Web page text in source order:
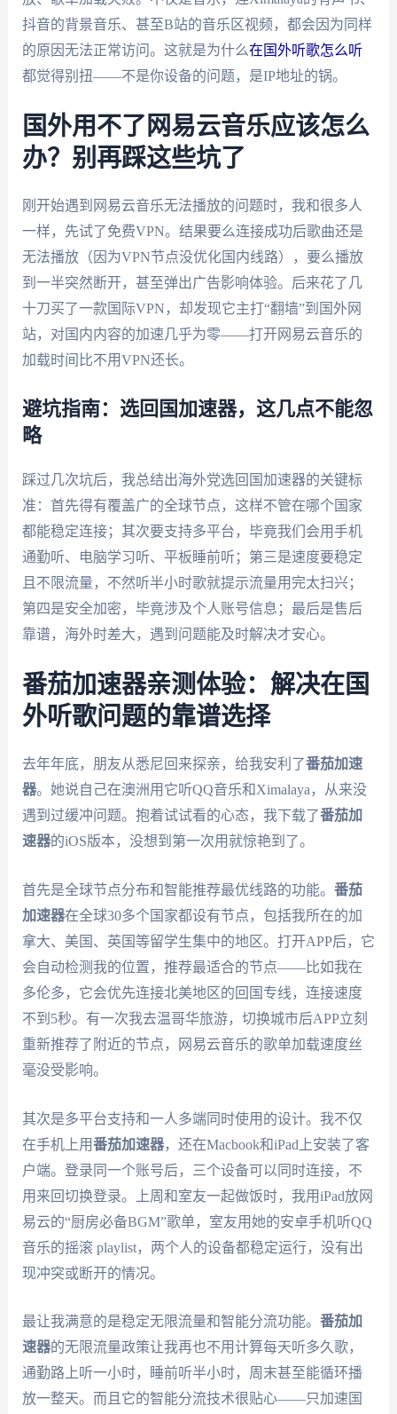
抖音的背景音乐、甚至B站的音乐区视频，都会因为同样
的原因无法正常访问。这就是为什么在国外听歌怎么听
都觉得别扭——不是你设备的问题，是IP地址的锅。
国外用不了网易云音乐应该怎么
办？别再踩这些坑了
刚开始遇到网易云音乐无法播放的问题时，我和很多人
一样，先试了免费VPN。结果要么连接成功后歌曲还是
无法播放（因为VPN节点没优化国内线路），要么播放
到一半突然断开，甚至弹出广告影响体验。后来花了几
十刀买了一款国际VPN，却发现它主打“翻墙”到国外网
站，对国内内容的加速几乎为零——打开网易云音乐的
加载时间比不用VPN还长。
避坑指南：选回国加速器，这几点不能忽
略
踩过几次坑后，我总结出海外党选回国加速器的关键标
准：首先得有覆盖广的全球节点，这样不管在哪个国家
都能稳定连接；其次要支持多平台，毕竟我们会用手机
通勤听、电脑学习听、平板睡前听；第三是速度要稳定
且不限流量，不然听半小时歌就提示流量用完太扫兴；
第四是安全加密，毕竟涉及个人账号信息；最后是售后
靠谱，海外时差大，遇到问题能及时解决才安心。
番茄加速器亲测体验：解决在国
外听歌问题的靠谱选择
去年年底，朋友从悉尼回来探亲，给我安利了番茄加速
器。她说自己在澳洲用它听QQ音乐和Ximalaya，从来没
遇到过缓冲问题。抱着试试看的心态，我下载了番茄加
速器的iOS版本，没想到第一次用就惊艳到了。
首先是全球节点分布和智能推荐最优线路的功能。 番茄
加速器在全球30多个国家都设有节点，包括我所在的加
拿大、美国、英国等留学生集中的地区。打开APP后，它
会自动检测我的位置，推荐最适合的节点——比如我在
多伦多，它会优先连接北美地区的回国专线，连接速度
不到5秒。有一次我去温哥华旅游，切换城市后APP立刻
重新推荐了附近的节点，网易云音乐的歌单加载速度丝
毫没受影响。
其次是多平台支持和一人多端同时使用的设计。我不仅
在手机上用番茄加速器，还在Macbook和iPad上安装了客
户端。登录同一个账号后，三个设备可以同时连接，不
用来回切换登录。上周和室友一起做饭时，我用iPad放网
易云的“厨房必备BGM”歌单，室友用她的安卓手机听QQ
音乐的摇滚 playlist，两个人的设备都稳定运行，没有出
现冲突或断开的情况。
最让我满意的是稳定无限流量和智能分流功能。 番茄加
速器的无限流量政策让我再也不用计算每天听多久歌，
通勤路上听一小时，睡前听半小时，周末甚至能循环播
放一整天。而且它的智能分流技术很贴心——只加速国